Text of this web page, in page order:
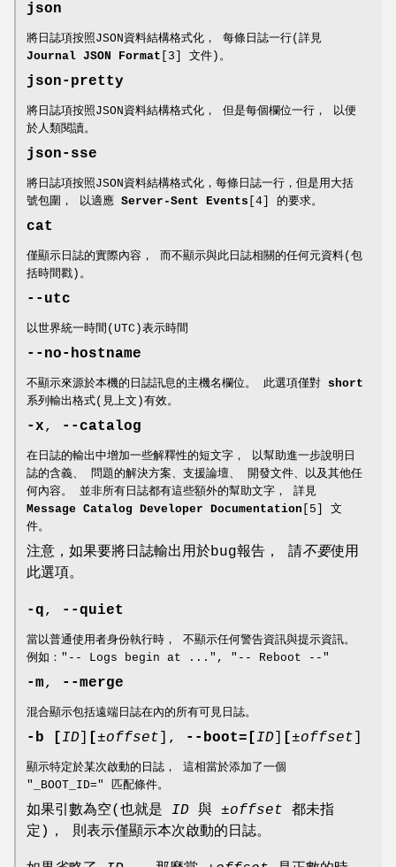
json
將日誌項按照JSON資料結構格式化， 每條日誌一行(詳見
Journal JSON Format [3] 文件)。
json-pretty
將日誌項按照JSON資料結構格式化， 但是每個欄位一行， 以便
於人類閱讀。
json-sse
將日誌項按照JSON資料結構格式化，每條日誌一行，但是用大括
號包圍， 以適應 Server-Sent Events [4] 的要求。
cat
僅顯示日誌的實際內容， 而不顯示與此日誌相關的任何元資料(包
括時間戳)。
--utc
以世界統一時間(UTC)表示時間
--no-hostname
不顯示來源於本機的日誌訊息的主機名欄位。 此選項僅對 short
系列輸出格式(見上文)有效。
-x, --catalog
在日誌的輸出中增加一些解釋性的短文字， 以幫助進一步說明日
誌的含義、 問題的解決方案、支援論壇、 開發文件、以及其他任
何內容。 並非所有日誌都有這些額外的幫助文字， 詳見
Message Catalog Developer Documentation [5] 文
件。
注意，如果要將日誌輸出用於bug報告， 請不要使用
此選項。
-q, --quiet
當以普通使用者身份執行時， 不顯示任何警告資訊與提示資訊。
例如："-- Logs begin at ...", "-- Reboot --"
-m, --merge
混合顯示包括遠端日誌在內的所有可見日誌。
-b ID ±offset ], --boot= ID ±offset
顯示特定於某次啟動的日誌， 這相當於添加了一個
"_BOOT_ID=" 匹配條件。
如果引數為空(也就是 ID 與 ±offset 都未指
定)， 則表示僅顯示本次啟動的日誌。